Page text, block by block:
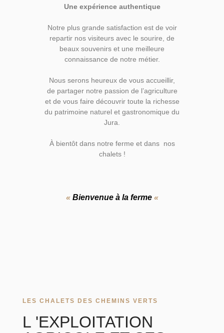
Une expérience authentique
Notre plus grande satisfaction est de voir
repartir nos visiteurs avec le sourire, de
beaux souvenirs et une meilleure
connaissance de notre métier.
Nous serons heureux de vous accueillir,
de partager notre passion de l’agriculture
et de vous faire découvrir toute la richesse
du patrimoine naturel et gastronomique du
Jura.
À bientôt dans notre ferme et dans nos
chalets !
« Bienvenue à la ferme«
LES CHALETS DES CHEMINS VERTS
L 'EXPLOITATION